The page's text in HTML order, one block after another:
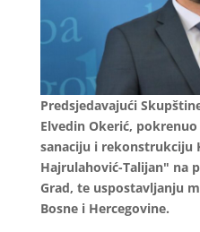
Predsjedavajući
Elvedin Okerić,
sanaciju i rekonstrukciju
Hajrulahović-Talijan" na
Grad, te uspostavljanju
Bosne i Hercegovine.